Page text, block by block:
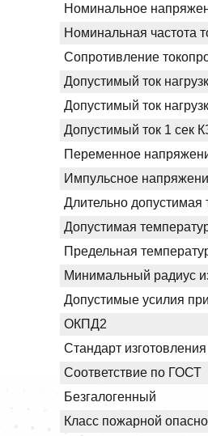
Номинальное
Номинальная частота
Сопротивление
Допустимый ток
Допустимый ток
Допустимый ток 1 сек
Переменное
Импульсное
Длительно допустимая
Допустимая
Предельная
Минимальный радиус
Допустимые усилия
ОКПД2
Стандарт изготовления
Соответствие по ГОСТ
Безгалогенный
Класс пожарной